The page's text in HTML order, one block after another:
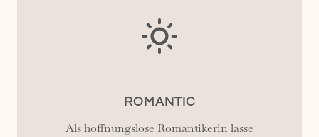
ROMANTIC
Als hoffnungslose Romantikerin lasse